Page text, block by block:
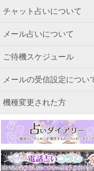
チャット占いについて
メール占いについて
ご待機スケジュール
メールの受信設定につい
機種変更された方